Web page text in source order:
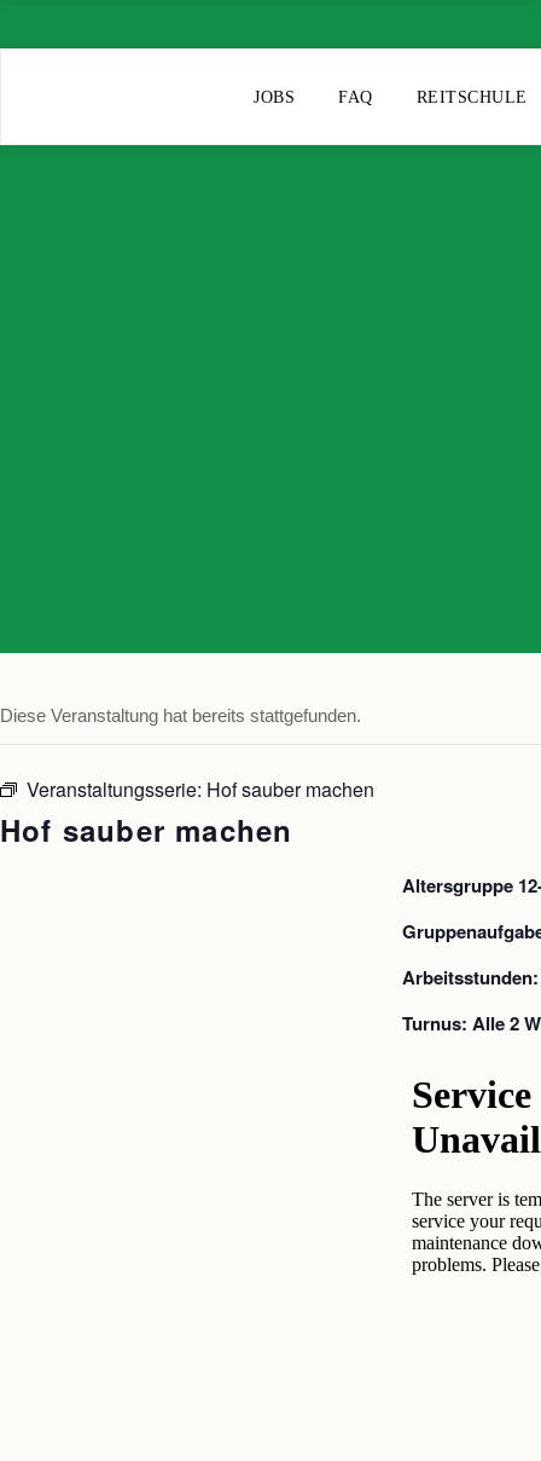
JOBS FAQ REITSCHULE
Diese Veranstaltung hat bereits stattgefunden.
Veranstaltungsserie: Hof sauber machen
Hof sauber machen
Altersgruppe
Turnus: Alle 2